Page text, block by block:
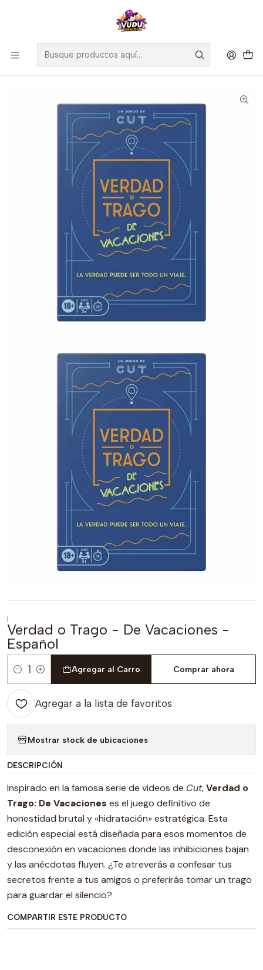
🚀 ¡Despachamos a todo Chile! Envío GRATIS a Regiones sobre
$100.000 y a RM sobre $35.000
Inicio Juegos de Mesa Party Game
Verdad o Trago - De Vacaciones - Español
|
Verdad o Trago - De Vacaciones -
Español
Cantidad
Agregar al Carro Comprar ahora
Agregar a la lista de favoritos
Mostrar stock de ubicaciones
DESCRIPCIÓN
Inspirado en la famosa serie de videos de Cut,Verdad o
Trago: De Vacaciones es el juego definitivo de
honestidad brutal y «hidratación» estratégica. Esta
edición especial está diseñada para esos momentos de
desconexión en vacaciones donde las inhibiciones bajan
y las anécdotas fluyen. ¿Te atreverás a confesar tus
secretos frente a tus amigos o preferirás tomar un trago
para guardar el silencio?
COMPARTIR ESTE PRODUCTO